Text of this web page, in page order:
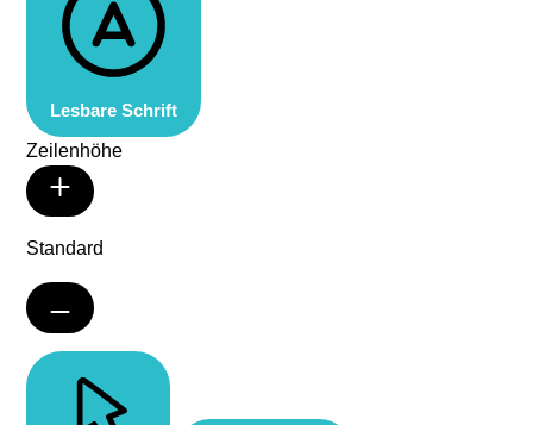
Lesbare Schrift
Zeilenhöhe
Standard